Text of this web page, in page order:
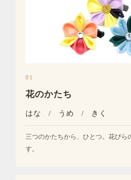
01
花のかたち
はな / うめ / きく
三つのかたちから、ひとつ。花びら
す。